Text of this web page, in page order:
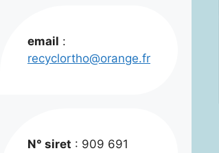
email :
recyclortho@orange.fr
N° siret : 909 691